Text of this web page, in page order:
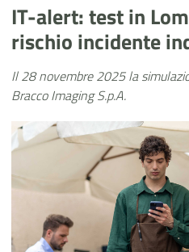
IT-alert: test in
rischio incidente
Il 28 novembre 2025 la
Bracco Imaging S.p.A.